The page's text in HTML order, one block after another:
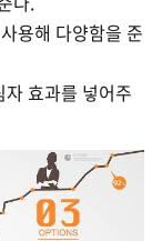
용해 다양함을 준
효과를 넣어주